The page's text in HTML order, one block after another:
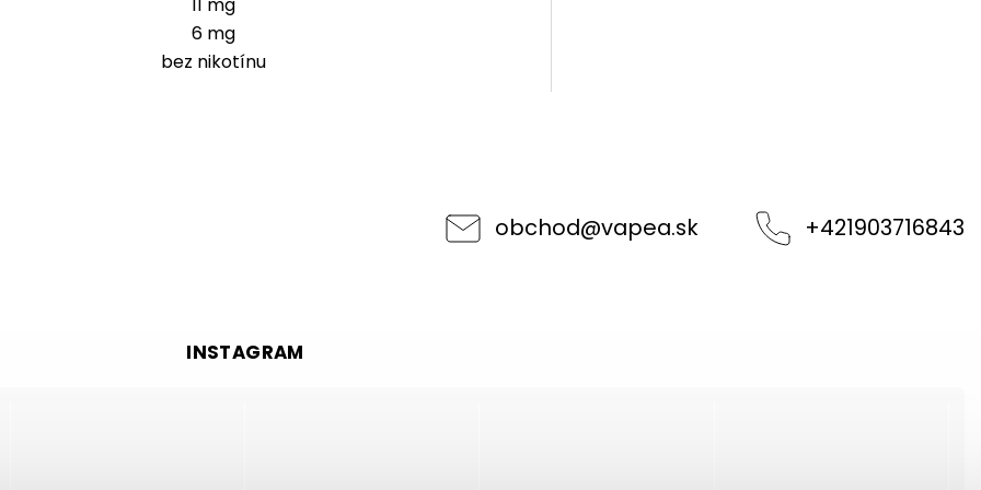
11 mg
6 mg
bez nikotínu
obchod@vapea.sk +421903716843
INSTAGRAM